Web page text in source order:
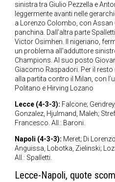
sinistra tra Giulio Pezzella e
leggermente avanti nelle
a Lorenzo Colombo, con
panchina. Dall’altra parte
Victor Osimhen. Il nigeriano,
un problema all’adduttore
Champions. Al suo posto
Giacomo Raspadori. Per il
alla partita contro il Milan, con
Politano e Hirving Lozano
Lecce (4-3-3): Falcone;
Gonzalez, Hjulmand, Maleh;
Francesco. All.: Baroni.
Napoli (4-3-3): Meret; Di
Anguissa, Lobotka, Zielinski;
All.: Spalletti.
Lecce-Napoli, quote